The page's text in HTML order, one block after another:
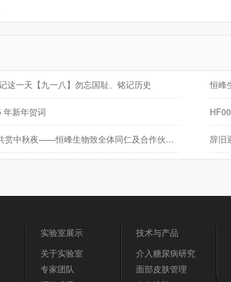
这一天【九一八】勿忘国耻、铭记历史 恒峰
年新年贺词
月圆人团圆，共赏中秋夜——恒峰生物致全体同仁及合作伙伴的中秋祝福 辞旧
实验室展示
关于实验室
专家团队
技术与产品
介入糖尿病研究
面部皮肤管理